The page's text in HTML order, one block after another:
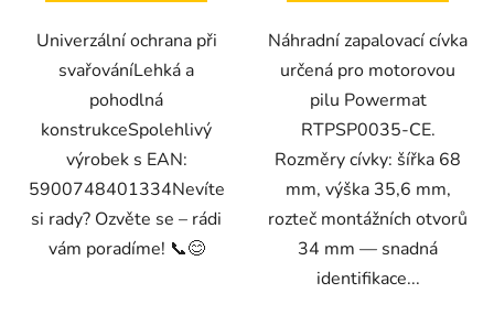
Univerzální ochrana při
svařováníLehká a
pohodlná
konstrukceSpolehlivý
výrobek s EAN:
5900748401334Nevíte
si rady? Ozvěte se – rádi
vám poradíme! 📞😊
Náhradní zapalovací cívka
určená pro motorovou
pilu Powermat
RTPSP0035-CE.
Rozměry cívky: šířka 68
mm, výška 35,6 mm,
rozteč montážních otvorů
34 mm — snadná
identifikace...